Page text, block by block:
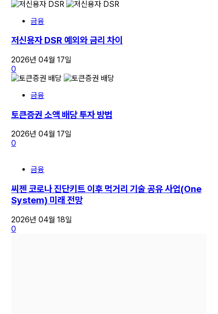
금융
저신용자 DSR 예외와 금리 차이
2026년 04월 17일
0
금융
토큰증권 소액 배당 투자 방법
2026년 04월 17일
0
금융
씨젠 코로나 진단키트 이후 먹거리 기술 공유 사업(One
System) 미래 전망
2026년 04월 18일
0